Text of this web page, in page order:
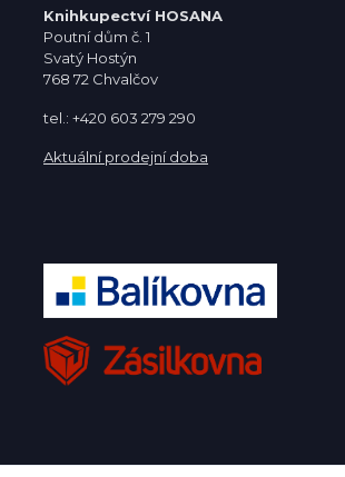
Knihkupectví HOSANA
Poutní dům č. 1
Svatý Hostýn
768 72 Chvalčov
tel.: +420 603 279 290
Aktuální prodejní doba